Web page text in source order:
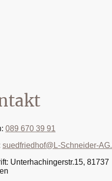
089 670 39 91
suedfriedhof@L-Schneider-
Unterhachingerstr.15, 81737